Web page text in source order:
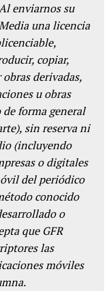
enviarnos su
una licencia
copiar,
derivadas,
u obras
forma general
sin reserva ni
(incluyendo
o digitales
del periódico
conocido
o
que GFR
las
móviles